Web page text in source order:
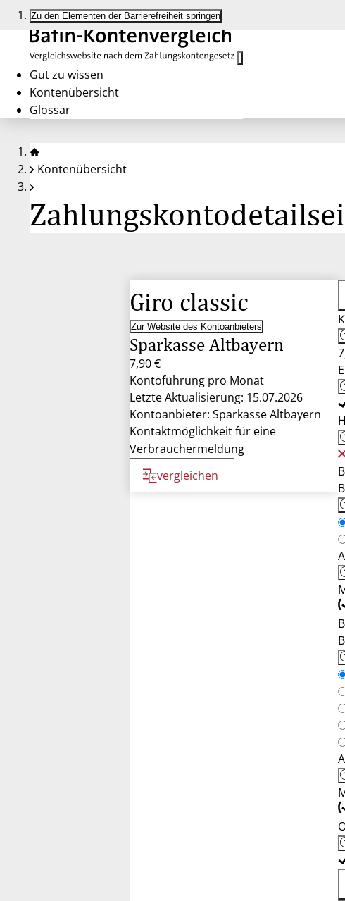
Zu den Elementen der Barrierefreiheit springen
Gut zu wissen
Kontenübersicht
Glossar
Kontenübersicht
Giro classic
Zur Website des Kontoanbieters
Sparkasse Altbayern
7,90 €
Kontoführung pro Monat
Letzte Aktualisierung: 15.07.2026
Kontoanbieter: Sparkasse Altbayern
Kontaktmöglichkeit für eine
Verbrauchermeldung
vergleichen